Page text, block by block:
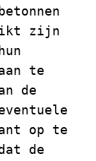
zijn
te
de
op te
de